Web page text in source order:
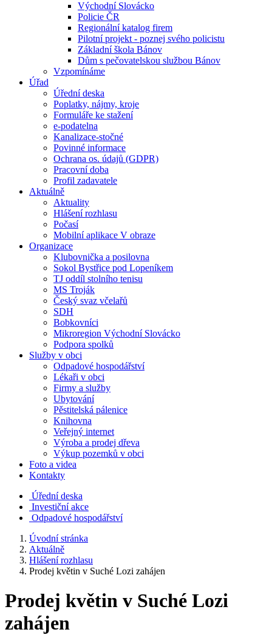
Východní Slovácko
Policie ČR
Regionální katalog firem
Pilotní projekt - poznej svého policistu
Základní škola Bánov
Dům s pečovatelskou službou Bánov
Vzpomínáme
Úřad
Úřední deska
Poplatky, nájmy, kroje
Formuláře ke stažení
e-podatelna
Kanalizace-stočné
Povinné informace
Ochrana os. údajů (GDPR)
Pracovní doba
Profil zadavatele
Aktuálně
Aktuality
Hlášení rozhlasu
Počasí
Mobilní aplikace V obraze
Organizace
Klubovnička a posilovna
Sokol Bystřice pod Lopeníkem
TJ oddíl stolního tenisu
MS Troják
Český svaz včelařů
SDH
Bobkovníci
Mikroregion Východní Slovácko
Podpora spolků
Služby v obci
Odpadové hospodářství
Lékaři v obci
Firmy a služby
Ubytování
Pěstitelská pálenice
Knihovna
Veřejný internet
Výroba a prodej dřeva
Výkup pozemků v obci
Foto a videa
Kontakty
Úřední deska
Investiční akce
Odpadové hospodářství
Úvodní stránka
Aktuálně
Hlášení rozhlasu
Prodej květin v Suché Lozi zahájen
Prodej květin v Suché Lozi
zahájen